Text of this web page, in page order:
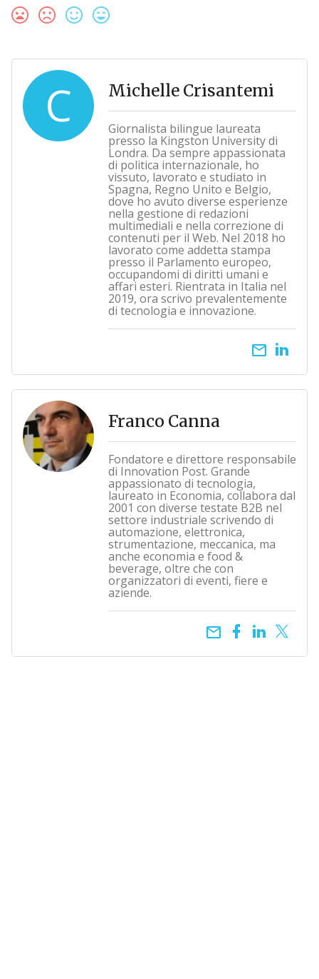
C Michelle Crisantemi
Giornalista bilingue laureata
presso la Kingston University di
Londra. Da sempre appassionata
di politica internazionale, ho
vissuto, lavorato e studiato in
Spagna, Regno Unito e Belgio,
dove ho avuto diverse esperienze
nella gestione di redazioni
multimediali e nella correzione di
contenuti per il Web. Nel 2018 ho
lavorato come addetta stampa
presso il Parlamento europeo,
occupandomi di diritti umani e
affari esteri. Rientrata in Italia nel
2019, ora scrivo prevalentemente
di tecnologia e innovazione.
email
Franco Canna
Fondatore e direttore responsabile
di Innovation Post. Grande
appassionato di tecnologia,
laureato in Economia, collabora dal
2001 con diverse testate B2B nel
settore industriale scrivendo di
automazione, elettronica,
strumentazione, meccanica, ma
anche economia e food &
beverage, oltre che con
organizzatori di eventi, fiere e
aziende.
email